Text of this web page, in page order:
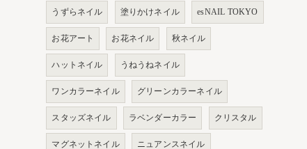
うずらネイル 塗りかけネイル esNAIL TOKYO
お花アート お花ネイル 秋ネイル
ハットネイル うねうねネイル
ワンカラーネイル グリーンカラーネイル
スタッズネイル ラベンダーカラー クリスタル
マグネットネイル ニュアンスネイル